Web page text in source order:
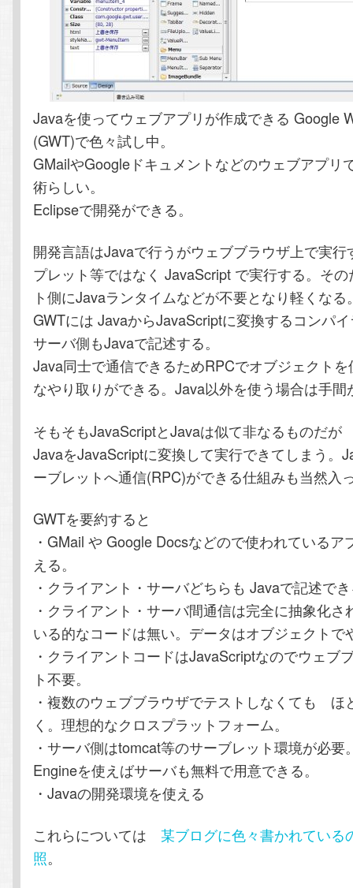
Javaを使ってウェブアプリが作成できる Google
(GWT)で色々試し中。
GMailやGoogleドキュメントなどのウェブアプリ
術らしい。
Eclipseで開発ができる。
開発言語はJavaで行うがウェブブラウザ上で実行
プレット等ではなく JavaScript で実行する。そ
ト側にJavaランタイムなどが不要となり軽くなる
GWTには JavaからJavaScriptに変換するコンパ
サーバ側もJavaで記述する。
Java同士で通信できるためRPCでオブジェクト
なやり取りができる。Java以外を使う場合は手間
そもそもJavaScriptとJavaは似て非なるものだ
JavaをJavaScriptに変換して実行できてしまう。
ーブレットへ通信(RPC)ができる仕組みも当然入
GWTを要約すると
・GMail や Google Docsなどので使われているア
える。
・クライアント・サーバどちらも Javaで記述で
・クライアント・サーバ間通信は完全に抽象化さ
いる的なコードは無い。データはオブジェクトで
・クライアントコードはJavaScriptなのでウェブ
ト不要。
・複数のウェブブラウザでテストしなくても ほ
く。理想的なクロスプラットフォーム。
・サーバ側はtomcat等のサーブレット環境が必要
Engineを使えばサーバも無料で用意できる。
・Javaの開発環境を使える
これらについては某ブログに色々書かれている
照。